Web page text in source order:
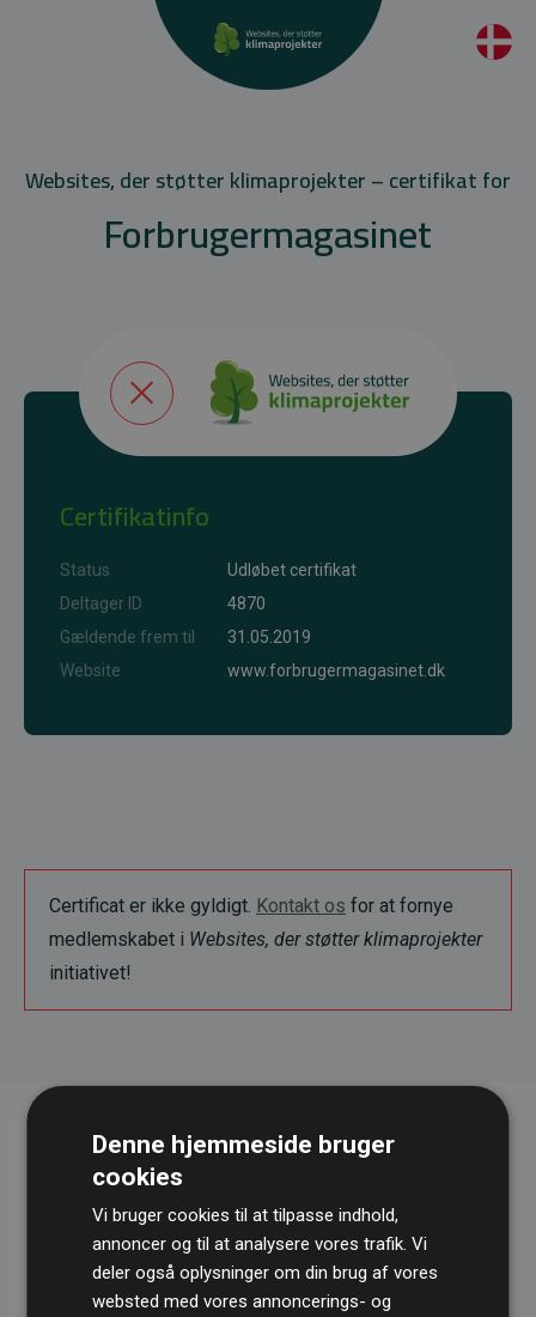
Websites, der støtter klimaprojekter – certifikat for
Forbrugermagasinet
Certifikatinfo
Status
Udløbet certifikat
Deltager ID
4870
Gældende frem til
31.05.2019
Website
www.forbrugermagasinet.dk
Certificat er ikke gyldigt. Kontakt os for at fornye
medlemskabet i Websites, der støtter klimaprojekter
initiativet!
RevisionshusetBDOgennemgår løbende vores
Denne hjemmeside bruger
cookies
Vi bruger cookies til at tilpasse indhold,
annoncer og til at analysere vores trafik. Vi
deler også oplysninger om din brug af vores
websted med vores annoncerings- og